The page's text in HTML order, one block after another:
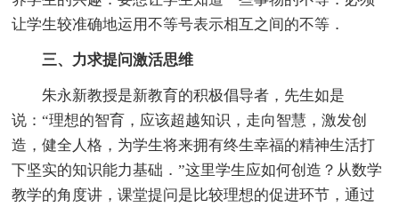
让学生较准确地运用不等号表示相互之间的不等．
三、力求提问激活思维
朱永新教授是新教育的积极倡导者，先生如是
说：“理想的智育，应该超越知识，走向智慧，激发创
造，健全人格，为学生将来拥有终生幸福的精神生活打
下坚实的知识能力基础．”这里学生应如何创造？从数学
教学的角度讲，课堂提问是比较理想的促进环节，通过